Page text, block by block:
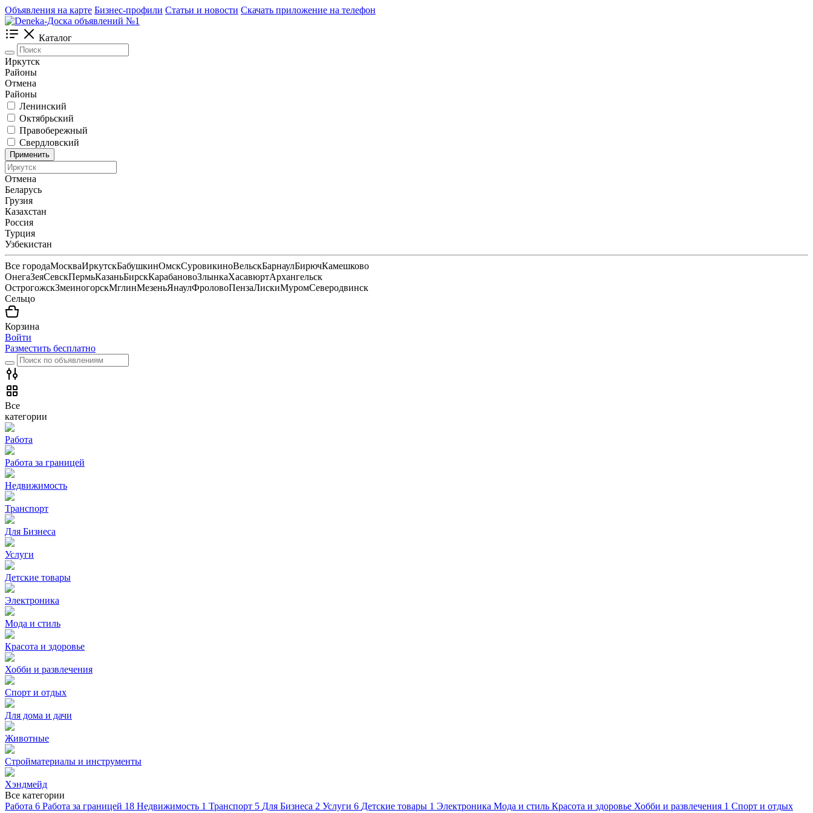
Объявления на карте Бизнес-профили Статьи и новости Скачать приложение на телефон
Каталог
Иркутск
Районы
Отмена
Районы
Ленинский
Октябрьский
Правобережный
Свердловский
Применить
Отмена
Беларусь
Грузия
Казахстан
Россия
Турция
Узбекистан
Все городаМоскваИркутскБабушкинОмскСуровикиноВельскБарнаулБирючКамешково
ОнегаЗеяСевскПермьКазаньБирскКарабановоЗлынкаХасавюртАрхангельск
ОстрогожскЗмеиногорскМглинМезеньЯнаулФроловоПензаЛискиМуромСеверодвинск
Сельцо
Корзина
Войти
Разместить бесплатно
Все
категории
Работа
Работа за границей
Недвижимость
Транспорт
Для Бизнеса
Услуги
Детские товары
Электроника
Мода и стиль
Красота и здоровье
Хобби и развлечения
Спорт и отдых
Для дома и дачи
Животные
Стройматериалы и инструменты
Хэндмейд
Все категории
Работа 6 Работа за границей 18 Недвижимость 1 Транспорт 5 Для Бизнеса 2 Услуги 6 Детские товары 1 Электроника Мода и стиль Красота и здоровье Хобби и развлечения 1 Спорт и отдых